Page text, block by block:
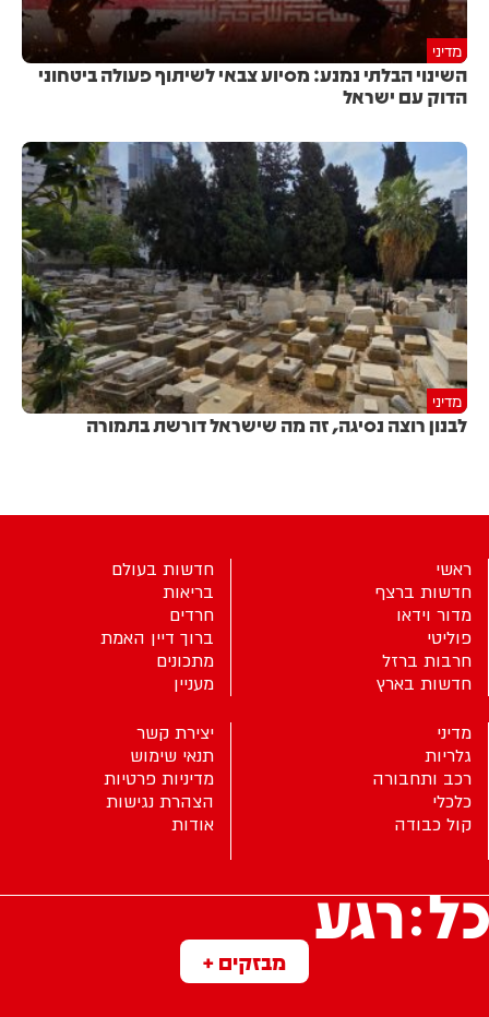
מדיני
השינוי הבלתי נמנע: מסיוע צבאי לשיתוף פעולה ביטחוני
הדוק עם ישראל
מדיני
לבנון רוצה נסיגה, זה מה שישראל דורשת בתמורה
מבזקים +
ראשי
חדשות ברצף
מדור וידאו
פוליטי
חרבות ברזל
חדשות בארץ
חדשות בעולם
בריאות
חרדים
ברוך דיין האמת
מתכונים
מעניין
מדיני
גלריות
רכב ותחבורה
כלכלי
קול כבודה
יצירת קשר
תנאי שימוש
מדיניות פרטיות
הצהרת נגישות
אודות